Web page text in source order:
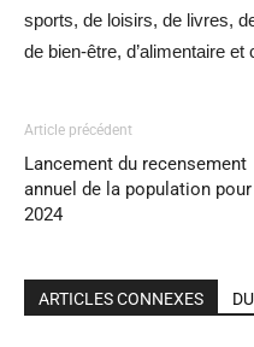
sports, de loisirs, de livres,
de bien-être, d’alimentaire et
Article précédent
Lancement du recensement
annuel de la population pour
2024
ARTICLES CONNEXES